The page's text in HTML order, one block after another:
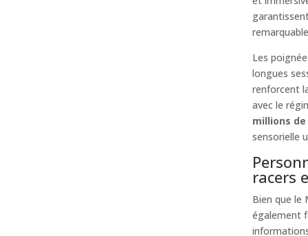
Les
longues
renforcent
avec le
millions
sensorielle
racers
Bien que le
également